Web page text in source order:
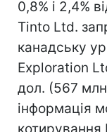
0,8% і 2,4%
Tinto Ltd.
канадську
Exploration
дол. (567
інформація